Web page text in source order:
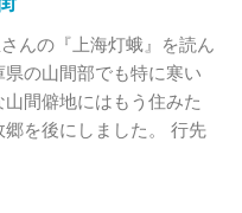
んの『上海灯蛾』を読ん
の山間部でも特に寒い
間僻地にはもう住みた
を後にしました。 行先